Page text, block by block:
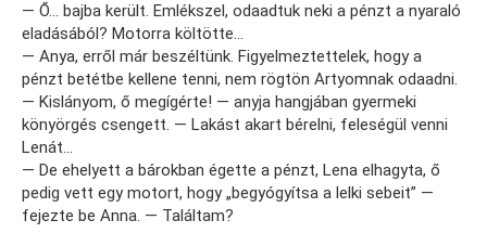
— Ő… bajba került. Emlékszel, odaadtuk neki a pénzt a nyaraló
eladásából? Motorra költötte…
— Anya, erről már beszéltünk. Figyelmeztettelek, hogy a
pénzt betétbe kellene tenni, nem rögtön Artyomnak odaadni.
— Kislányom, ő megígérte! — anyja hangjában gyermeki
könyörgés csengett. — Lakást akart bérelni, feleségül venni
Lenát…
— De ehelyett a bárokban égette a pénzt, Lena elhagyta, ő
pedig vett egy motort, hogy „begyógyítsa a lelki sebeit” —
fejezte be Anna. — Találtam?